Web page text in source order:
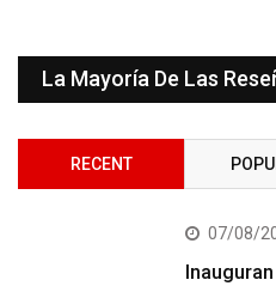
La Mayoría De Las
RECENT
07/08/